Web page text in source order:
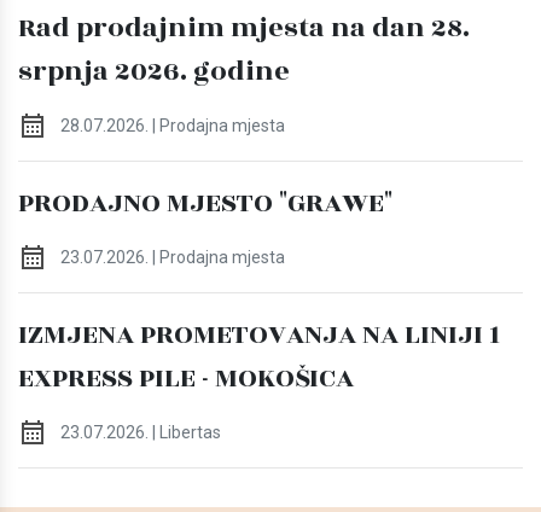
Rad prodajnim mjesta na dan 28.
srpnja 2026. godine
28.07.2026. | Prodajna mjesta
PRODAJNO MJESTO "GRAWE"
23.07.2026. | Prodajna mjesta
IZMJENA PROMETOVANJA NA LINIJI 1
EXPRESS PILE - MOKOŠICA
23.07.2026. | Libertas